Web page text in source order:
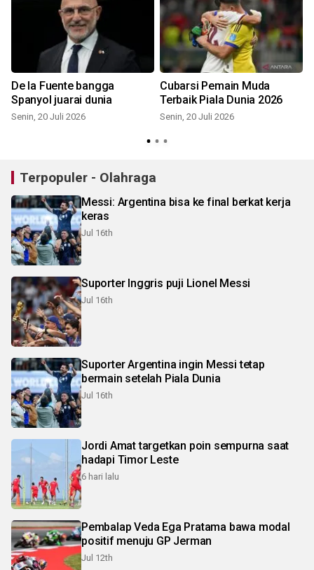
De la Fuente bangga
Spanyol juarai dunia
Senin, 20 Juli 2026
Cubarsi Pemain Muda
Terbaik Piala Dunia 2026
Senin, 20 Juli 2026
Terpopuler - Olahraga
Messi: Argentina bisa ke final berkat kerja
keras
Jul 16th
Suporter Inggris puji Lionel Messi
Jul 16th
Suporter Argentina ingin Messi tetap
bermain setelah Piala Dunia
Jul 16th
Jordi Amat targetkan poin sempurna saat
hadapi Timor Leste
6 hari lalu
Pembalap Veda Ega Pratama bawa modal
positif menuju GP Jerman
Jul 12th